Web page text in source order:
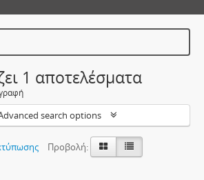
1 αποτελέσματα
search options
Προβολή: